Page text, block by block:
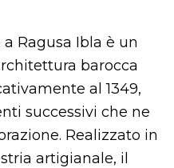
Ragusa Ibla è un
barocca
al 1349,
successivi che ne
Realizzato in
artigianale, il